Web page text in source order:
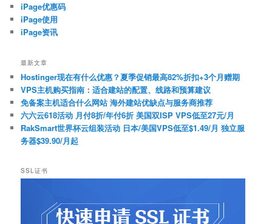
iPage优惠码
iPage使用
iPage资讯
最新文章
Hostinger现在有什么优惠？夏季促销最高82%折扣+3个月赠期
VPS主机购买指南：适合建站的配置、线路和预算建议
免备案主机适合什么网站 海外建站优缺点与服务商推荐
六六云618活动 月付8折/年付6折 美国双ISP VPS低至27元/月
RakSmart世界杯云组装活动 日本/美国VPS低至$1.49/月 独立服
务器$39.90/月起
SSL证书